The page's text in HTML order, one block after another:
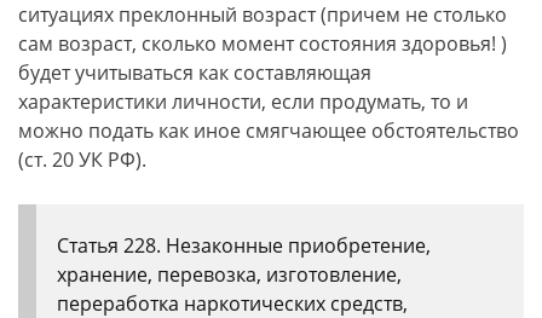
ситуациях преклонный возраст (причем не столько
сам возраст, сколько момент состояния здоровья! )
будет учитываться как составляющая
характеристики личности, если продумать, то и
можно подать как иное смягчающее обстоятельство
(ст. 20 УК РФ).
Статья 228. Незаконные приобретение,
хранение, перевозка, изготовление,
переработка наркотических средств,